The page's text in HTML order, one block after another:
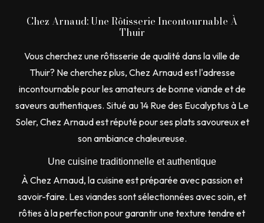
Chez Arnaud: Une Rôtisserie Incontournable À
Thuir
Vous cherchez une rôtisserie de qualité dans la ville de
Thuir? Ne cherchez plus, Chez Arnaud est l'adresse
incontournable pour les amateurs de bonne viande et de
saveurs authentiques. Situé au 14 Rue des Eucalyptus à Le
Soler, Chez Arnaud est réputé pour ses plats savoureux et
son ambiance chaleureuse.
Une cuisine traditionnelle et authentique
À Chez Arnaud, la cuisine est préparée avec passion et
savoir-faire. Les viandes sont sélectionnées avec soin, et
rôties à la perfection pour garantir une texture tendre et